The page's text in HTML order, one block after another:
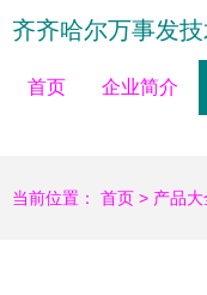
齐齐哈尔万事发
首页 企业简介
当前位置： 首页 > 产品大